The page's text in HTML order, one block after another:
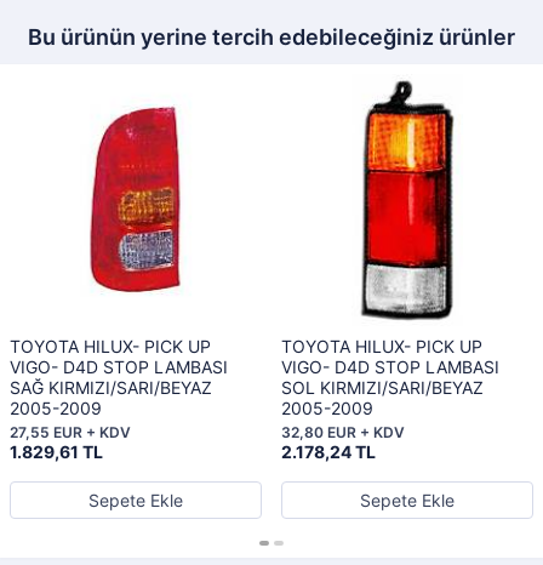
Bu ürünün yerine tercih edebileceğiniz ürünler
TOYOTA HILUX- PICK UP
VIGO- D4D STOP LAMBASI
SAĞ KIRMIZI/SARI/BEYAZ
2005-2009
1.829,61 TL
27,55 EUR + KDV
Sepete Ekle
TOYOTA HILUX- PICK UP
VIGO- D4D STOP LAMBASI
SOL KIRMIZI/SARI/BEYAZ
2005-2009
2.178,24 TL
32,80 EUR + KDV
Sepete Ekle